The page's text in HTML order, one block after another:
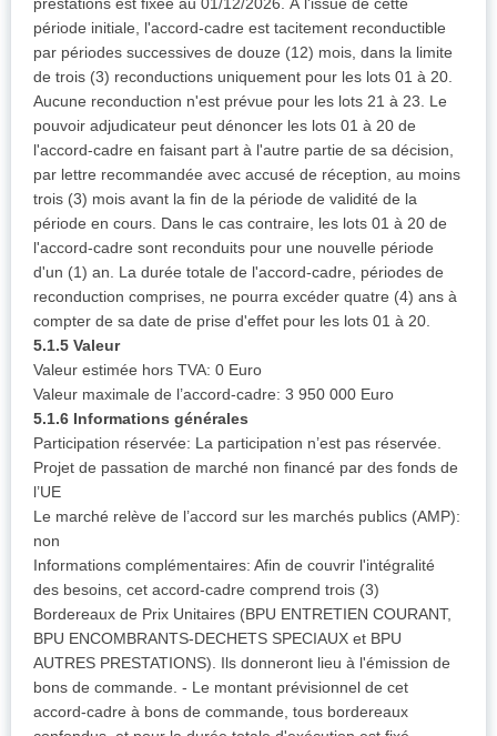
prestations est fixée au 01/12/2026. À l'issue de cette
période initiale, l'accord-cadre est tacitement reconductible
par périodes successives de douze (12) mois, dans la limite
de trois (3) reconductions uniquement pour les lots 01 à 20.
Aucune reconduction n'est prévue pour les lots 21 à 23. Le
pouvoir adjudicateur peut dénoncer les lots 01 à 20 de
l'accord-cadre en faisant part à l'autre partie de sa décision,
par lettre recommandée avec accusé de réception, au moins
trois (3) mois avant la fin de la période de validité de la
période en cours. Dans le cas contraire, les lots 01 à 20 de
l'accord-cadre sont reconduits pour une nouvelle période
d'un (1) an. La durée totale de l'accord-cadre, périodes de
reconduction comprises, ne pourra excéder quatre (4) ans à
compter de sa date de prise d'effet pour les lots 01 à 20.
5.1.5 Valeur
Valeur estimée hors TVA: 0 Euro
Valeur maximale de l’accord-cadre: 3 950 000 Euro
5.1.6 Informations générales
Participation réservée: La participation n’est pas réservée.
Projet de passation de marché non financé par des fonds de
l’UE
Le marché relève de l’accord sur les marchés publics (AMP):
non
Informations complémentaires: Afin de couvrir l'intégralité
des besoins, cet accord-cadre comprend trois (3)
Bordereaux de Prix Unitaires (BPU ENTRETIEN COURANT,
BPU ENCOMBRANTS-DECHETS SPECIAUX et BPU
AUTRES PRESTATIONS). Ils donneront lieu à l'émission de
bons de commande. - Le montant prévisionnel de cet
accord-cadre à bons de commande, tous bordereaux